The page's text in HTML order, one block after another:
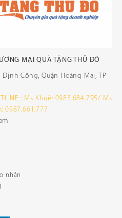
MẠI QUÀ TẶNG THỦ ĐÔ
Công, Quận Hoàng Mai, TP
: Ms Khuê: 0983.684.795/ Ms
0987.661.777
nhận